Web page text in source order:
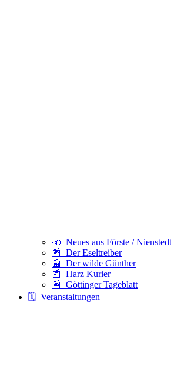
📣 Neues aus Förste / Nienstedt
📰 Der Eseltreiber
📰 Der wilde Günther
📰 Harz Kurier
📰 Göttinger Tageblatt
🗓️ Veranstaltungen